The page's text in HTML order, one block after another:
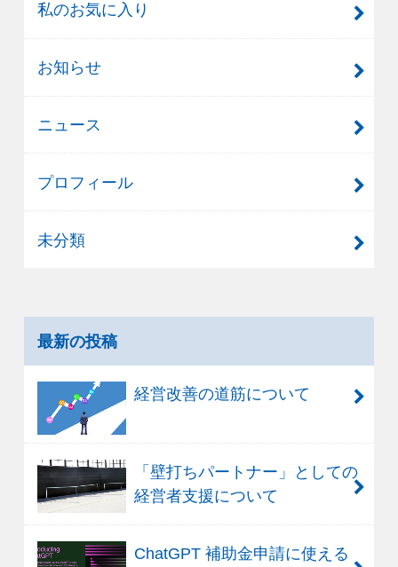
私のお気に入り
お知らせ
ニュース
プロフィール
未分類
最新の投稿
経営改善の道筋について
「壁打ちパートナー」としての
経営者支援について
ChatGPT 補助金申請に使える